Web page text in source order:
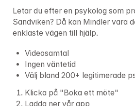
Letar du efter en psykolog som
Sandviken? Då kan Mindler vara
enklaste vägen till hjälp.
Videosamtal
Ingen väntetid
Välj bland 200+ legitimerade
Klicka på "Boka ett möte"
Ladda ner vår app